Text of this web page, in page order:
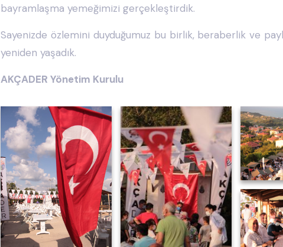
bayramlaşma yemeğimizi gerçekleştirdik.
Sayenizde özlemini duyduğumuz bu birlik, beraberlik ve
yeniden yaşadık.
AKÇADER Yönetim Kurulu